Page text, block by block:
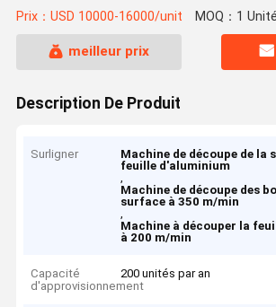
grande vitesse 200-350m/min
Prix：USD 10000-16000/unit MOQ：1 Unité
meilleur prix
Description De Produit
Surligner
Machine de découpe de la
feuille d'aluminium
,
Machine de découpe des
surface à 350 m/min
,
Machine à découper la
à 200 m/min
Capacité
d'approvisionnement
200 unités par an